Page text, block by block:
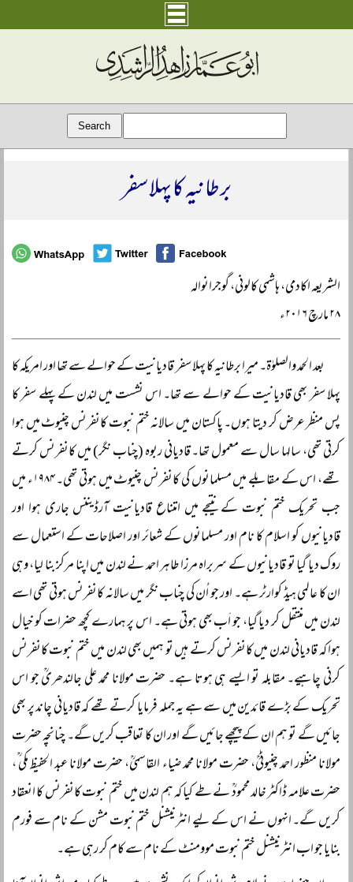
برطانیہ کا پہلا سفر
الشریعہ اکادمی، ہاشمی کالونی، گوجرانوالہ
۲۸ مارچ ۲۰۱۶ء
بعد الحمد والصلوٰۃ۔ میرا برطانیہ کا پہلا سفر قادیانیت کے حوالے سے تھا اور امریکہ کا
پہلا سفر بھی قادیانیت کے حوالے سے تھا۔ اس نشست میں لندن کے پہلے سفر کا
پس منظر عرض کر دیتا ہوں۔ پاکستان میں سالانہ ختم نبوت کانفرنس چنیوٹ میں ہوا
کرتی تھی، سالہا سال سے معمول تھا۔ قادیانی ربوہ (چناب نگر) میں کانفرنس کرتے
تھے، اس کے مقابلے میں مسلمانوں کی کانفرنس چنیوٹ میں ہوتی تھی۔ ۱۹۸۴ء میں
جب تحریک ختم نبوت کے نتیجے میں امتناع قادیانیت آرڈیننس جاری ہوا اور
قادیانیوں کو اسلام کا نام اور مسلمانوں کے شعائر اور اصلاحات کے استعمال سے
روک دیا گیا تو قادیانیوں کے سربراہ مرزا طاہر احمد نے لندن میں اپنا مرکز بنا لیا، وہی
ان کا عالمی ہیڈ کوارٹر ہے۔ اور جو اُن کی چناب نگر میں سالانہ کانفرنس ہوتی تھی اسے
لندن میں منتقل کر دیا گیا، جو اَب بھی ہوتی ہے۔ اس پر ہمارے کچھ حضرات کو خیال
ہوا کہ قادیانی لندن میں کانفرنس کرتے ہیں تو ہمیں بھی لندن میں ختم نبوت کانفرنس
کرنی چاہیے۔ مقابلہ تو ایسے ہی ہوتا ہے۔ حضرت مولانا محمد علی جالندھریؒ جو اس
تحریک کے بڑے قائدین میں سے ہے یہ جملہ فرمایا کرتے تھے کہ قادیانی چاند پر بھی
جائیں گے تو ہم ان کے پیچھے جائیں گے اور ان کا تعاقب کریں گے۔ چنانچہ حضرت
مولانا منظور احمد چنیوٹیؒ، حضرت مولانا محمد ضیاء القاسمیؒ، حضرت مولانا عبد الحفیظ مکی ؒ،
حضرت علامہ ڈاکٹر خالد محمودؒ نے طے کیا کہ ہم لندن میں ختم نبوت کانفرنس کا انعقاد
کریں گے۔ انہوں نے اس کے لیے انٹرنیشنل ختم نبوت مشن کے نام سے فورم
بنایا جو اب انٹرنیشنل ختم نبوت موومنٹ کے نام سے کام کر رہی ہے۔